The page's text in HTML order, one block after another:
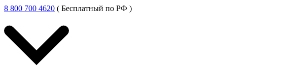
8 800 700 4620 ( Бесплатный по РФ )